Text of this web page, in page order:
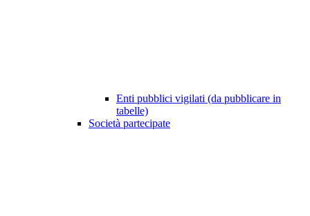
Enti pubblici vigilati (da pubblicare in
tabelle)
Società partecipate